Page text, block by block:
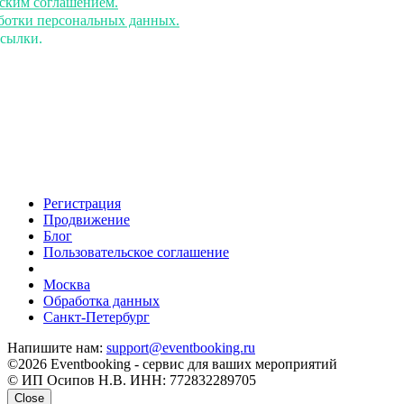
персональных данных.
Регистрация
Продвижение
Блог
Пользовательское соглашение
Москва
Обработка данных
Санкт-Петербург
Напишите нам: support@eventbooking.ru
©2026 Eventbooking - сервис для ваших мероприятий
© ИП Осипов Н.В. ИНН: 772832289705
Close